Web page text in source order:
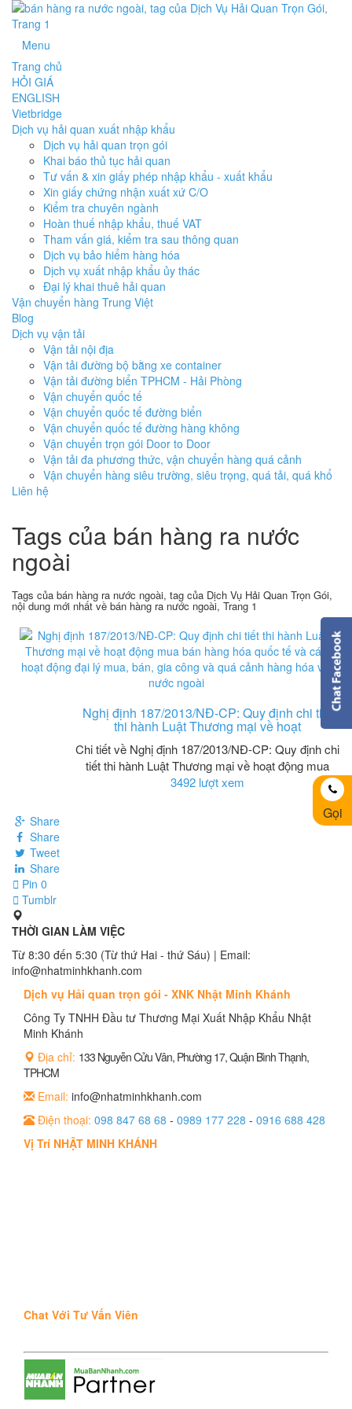
Menu
Trang chủ
HỎI GIÁ
ENGLISH
Vietbridge
Dịch vụ hải quan xuất nhập khẩu
Dịch vụ hải quan trọn gói
Khai báo thủ tục hải quan
Tư vấn & xin giấy phép nhập khẩu - xuất khẩu
Xin giấy chứng nhận xuất xứ C/O
Kiểm tra chuyên ngành
Hoàn thuế nhập khẩu, thuế VAT
Tham vấn giá, kiểm tra sau thông quan
Dịch vụ bảo hiểm hàng hóa
Dịch vụ xuất nhập khẩu ủy thác
Đại lý khai thuê hải quan
Vận chuyển hàng Trung Việt
Blog
Dịch vụ vận tải
Vận tải nội địa
Vận tải đường bộ bằng xe container
Vận tải đường biển TPHCM - Hải Phòng
Vận chuyển quốc tế
Vận chuyển quốc tế đường biển
Vận chuyển quốc tế đường hàng không
Vận chuyển trọn gói Door to Door
Vận tải đa phương thức, vận chuyển hàng quá cảnh
Vận chuyển hàng siêu trường, siêu trọng, quá tải, quá khổ
Liên hệ
Tags của bán hàng ra nước
ngoài
Tags của bán hàng ra nước ngoài, tag của Dịch Vụ Hải Quan Trọn Gói,
nội dung mới nhất về bán hàng ra nước ngoài, Trang 1
Nghị định 187/2013/NĐ-CP: Quy định chi tiết
thi hành Luật Thương mại về hoạt
Chi tiết về Nghị định 187/2013/NĐ-CP: Quy định chi
tiết thi hành Luật Thương mại về hoạt động mua
3492 lượt xem
Share
Share
Tweet
Share
Pin 0
Tumblr
THỜI GIAN LÀM VIỆC
Từ 8:30 đến 5:30 (Từ thứ Hai - thứ Sáu) | Email:
info@nhatminhkhanh.com
Dịch vụ Hải quan trọn gói - XNK Nhật Minh Khánh
Công Ty TNHH Đầu tư Thương Mại Xuất Nhập Khẩu Nhật
Minh Khánh
Địa chỉ: 133 Nguyễn Cửu Vân, Phường 17, Quận Bình Thạnh,
TPHCM
Email: info@nhatminhkhanh.com
Điện thoại: 098 847 68 68 - 0989 177 228 - 0916 688 428
Vị Trí NHẬT MINH KHÁNH
Chat Với Tư Vấn Viên
Gọi